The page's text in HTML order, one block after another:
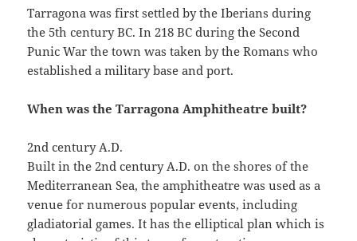
Tarragona was first settled by the Iberians during
the 5th century BC. In 218 BC during the Second
Punic War the town was taken by the Romans who
established a military base and port.
When was the Tarragona Amphitheatre built?
2nd century A.D.
Built in the 2nd century A.D. on the shores of the
Mediterranean Sea, the amphitheatre was used as a
venue for numerous popular events, including
gladiatorial games. It has the elliptical plan which is